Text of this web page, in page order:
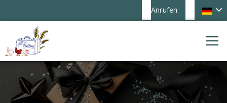
Anrufen